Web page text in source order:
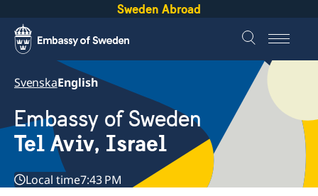
Sweden Abroad
SvenskaEnglish
Embassy of Sweden
Tel Aviv, Israel
Local time7:43 PM